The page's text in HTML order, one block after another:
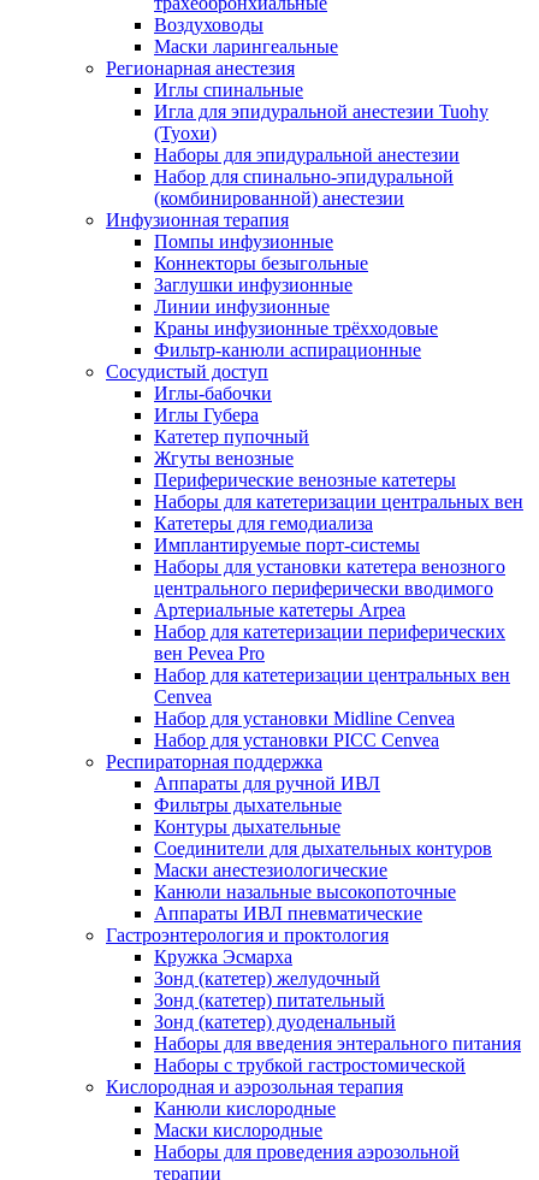
Воздуховоды
Маски ларингеальные
Регионарная анестезия
Иглы спинальные
Игла для эпидуральной анестезии Tuohy
(Туохи)
Наборы для эпидуральной анестезии
Набор для спинально-эпидуральной
(комбинированной) анестезии
Инфузионная терапия
Помпы инфузионные
Коннекторы безыгольные
Заглушки инфузионные
Линии инфузионные
Краны инфузионные трёхходовые
Фильтр-канюли аспирационные
Сосудистый доступ
Иглы-бабочки
Иглы Губера
Катетер пупочный
Жгуты венозные
Периферические венозные катетеры
Наборы для катетеризации центральных вен
Катетеры для гемодиализа
Имплантируемые порт‑системы
Наборы для установки катетера венозного
центрального периферически вводимого
Артериальные катетеры Arpea
Набор для катетеризации периферических
вен Pevea Pro
Набор для катетеризации центральных вен
Cenvea
Набор для установки Midline Cenvea
Набор для установки PICC Cenvea
Респираторная поддержка
Аппараты для ручной ИВЛ
Фильтры дыхательные
Контуры дыхательные
Соединители для дыхательных контуров
Маски анестезиологические
Канюли назальные высокопоточные
Аппараты ИВЛ пневматические
Гастроэнтерология и проктология
Кружка Эсмарха
Зонд (катетер) желудочный
Зонд (катетер) питательный
Зонд (катетер) дуоденальный
Наборы для введения энтерального питания
Наборы с трубкой гастростомической
Кислородная и аэрозольная терапия
Канюли кислородные
Маски кислородные
Наборы для проведения аэрозольной
терапии